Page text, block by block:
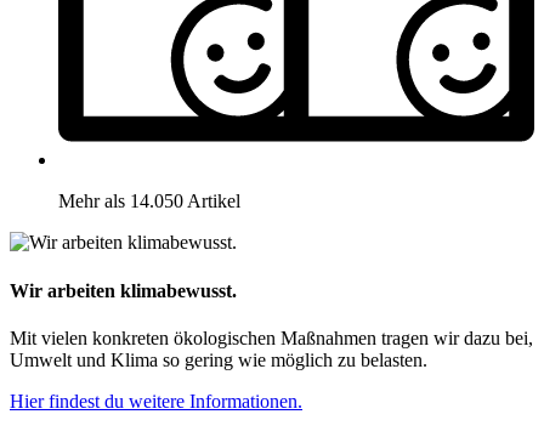
Mehr als 14.050 Artikel
Wir arbeiten klimabewusst.
Mit vielen konkreten ökologischen Maßnahmen tragen wir dazu bei,
Umwelt und Klima so gering wie möglich zu belasten.
Hier findest du weitere Informationen.